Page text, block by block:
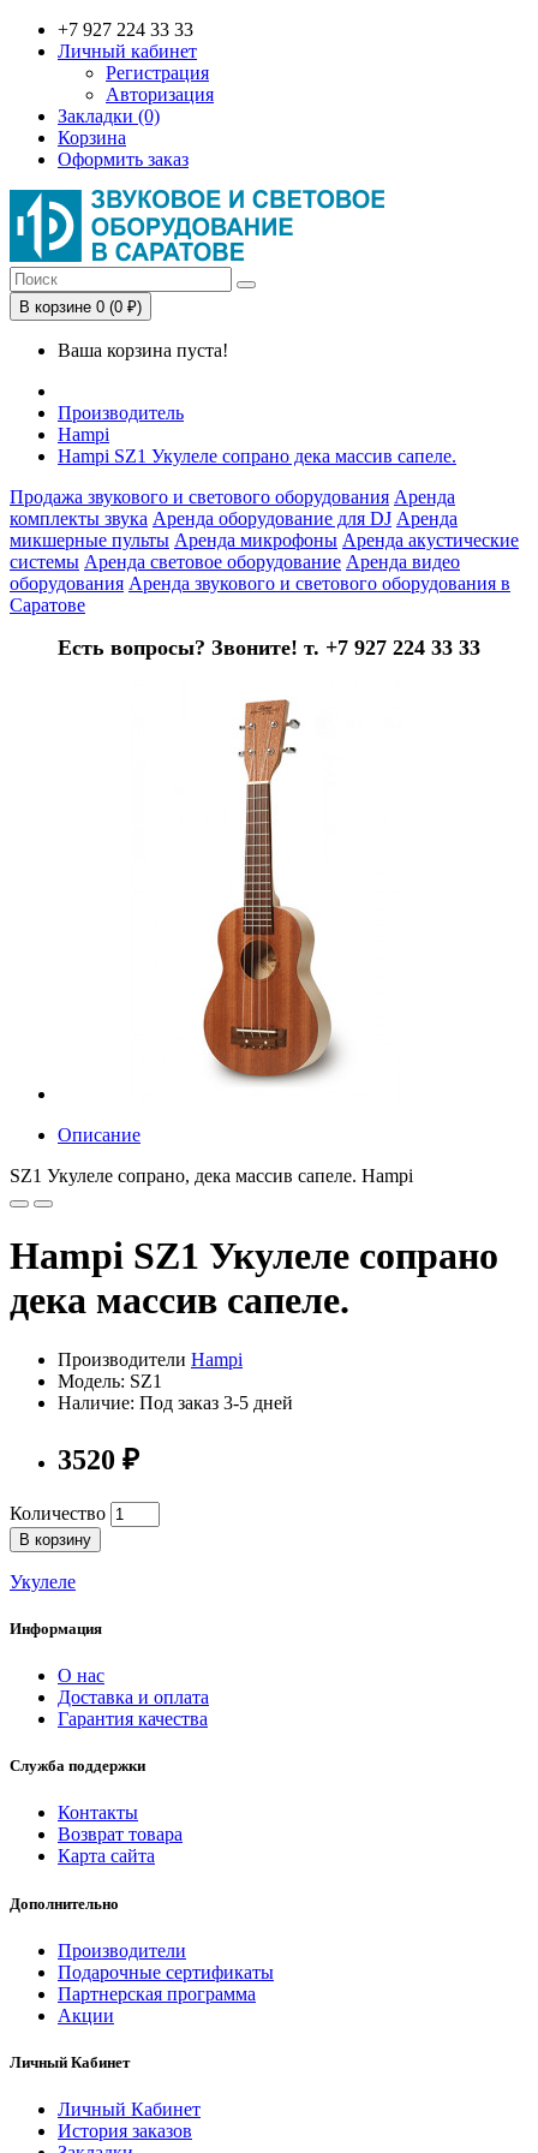
+7 927 224 33 33
Личный кабинет
Регистрация
Авторизация
Закладки (0)
Корзина
Оформить заказ
В корзине 0 (0 ₽)
Ваша корзина пуста!
Производитель
Hampi
Hampi SZ1 Укулеле сопрано дека массив сапеле.
Продажа звукового и светового оборудования Аренда
комплекты звука Аренда оборудование для DJ Аренда
микшерные пульты Аренда микрофоны Аренда акустические
системы Аренда световое оборудование Аренда видео
оборудования Аренда звукового и светового оборудования в
Саратове
Есть вопросы? Звоните! т. +7 927 224 33 33
Описание
SZ1 Укулеле сопрано, дека массив сапеле. Hampi
Hampi SZ1 Укулеле сопрано
дека массив сапеле.
Производители Hampi
Модель: SZ1
Наличие: Под заказ 3-5 дней
3520 ₽
Количество
В корзину
Укулеле
Информация
О нас
Доставка и оплата
Гарантия качества
Служба поддержки
Контакты
Возврат товара
Карта сайта
Дополнительно
Производители
Подарочные сертификаты
Партнерская программа
Акции
Личный Кабинет
Личный Кабинет
История заказов